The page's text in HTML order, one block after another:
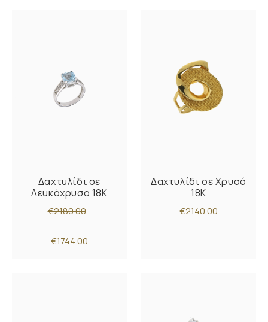
Δαχτυλίδι σε
Λευκόχρυσο 18K
€2180.00
€1744.00
Δαχτυλίδι σε Χρυσό
18K
€2140.00